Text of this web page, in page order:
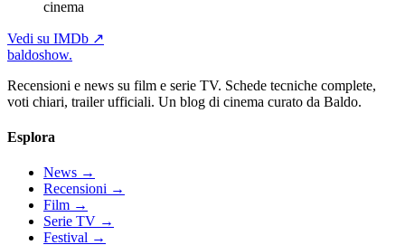
cinema
Vedi su IMDb ↗
baldoshow.
Recensioni e news su film e serie TV. Schede tecniche complete,
voti chiari, trailer ufficiali. Un blog di cinema curato da Baldo.
Esplora
News →
Recensioni →
Film →
Serie TV →
Festival →